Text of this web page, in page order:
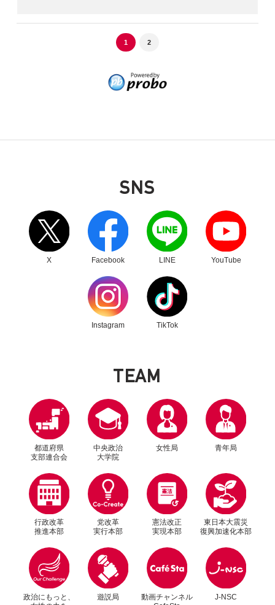
1 2
別ウィンドウリンク
SNS
X
別ウィンドウリンク
Facebook
別ウィンドウリンク
LINE
別ウィンドウリンク
YouTube
別ウィンドウリンク
Instagram
別ウィンドウリンク
TikTok
別ウィンドウリンク
TEAM
都道府県
支部連合会
中央政治
大学院
女性局 青年局
行政改革
推進本部
党改革
実行本部
憲法改正
実現本部
東日本大震災
復興加速化本部
政治にもっと、
別ウィンドウリンク
遊説局
別ウィンドウリンク
動画チャンネル
J-NSC